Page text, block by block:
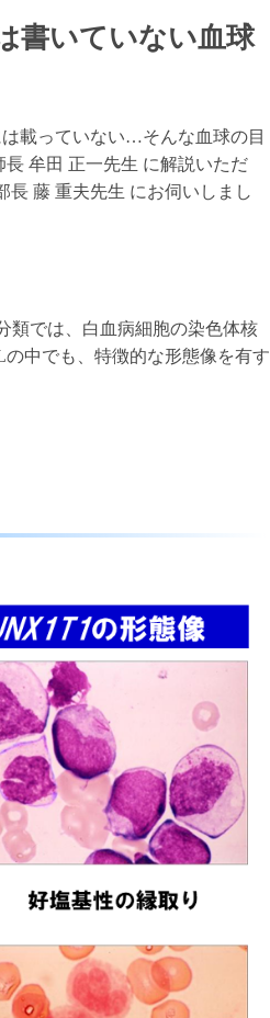
書いていない血球
載っていない…そんな血球の目
牟田 正一先生 に解説いただ
長 藤 重夫先生 にお伺いしまし
類では、白血病細胞の染色体核
中でも、特徴的な形態像を有す